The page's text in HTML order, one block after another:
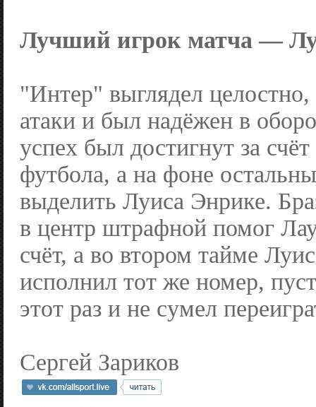
Лучший игрок матча —
"Интер" выглядел целостно,
атаки и был надёжен в
успех был достигнут за
футбола, а на фоне
выделить Луиса Энрике.
в центр штрафной помог
счёт, а во втором тайме
исполнил тот же номер,
этот раз и не сумел
Сергей Зариков